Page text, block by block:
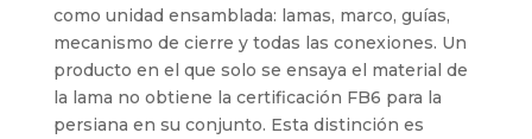
como unidad ensamblada: lamas, marco, guías,
mecanismo de cierre y todas las conexiones. Un
producto en el que solo se ensaya el material de
la lama no obtiene la certificación FB6 para la
persiana en su conjunto. Esta distinción es